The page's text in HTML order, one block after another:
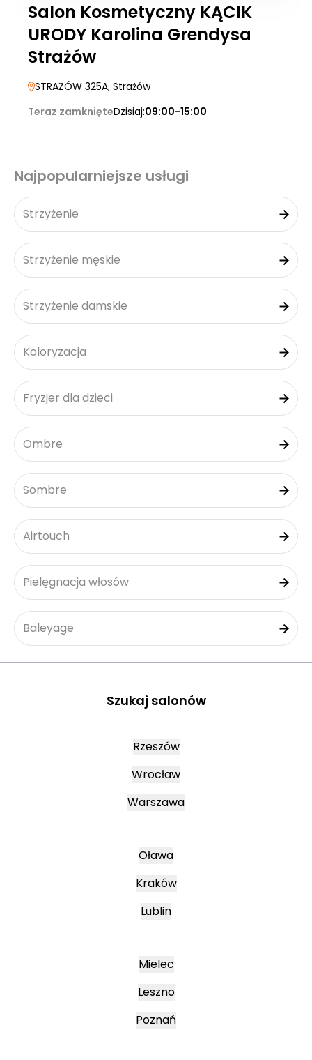
Salon Kosmetyczny KĄCIK
URODY Karolina Grendysa
Strażów
STRAŻÓW 325A, Strażów
Teraz zamknięteDzisiaj:09:00-15:00
Najpopularniejsze usługi
Strzyżenie
Strzyżenie męskie
Strzyżenie damskie
Koloryzacja
Fryzjer dla dzieci
Ombre
Sombre
Airtouch
Pielęgnacja włosów
Baleyage
Szukaj salonów
Rzeszów
Wrocław
Warszawa
Oława
Kraków
Lublin
Mielec
Leszno
Poznań